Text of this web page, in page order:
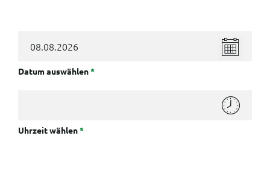
Datum auswählen*
Uhrzeit wählen*